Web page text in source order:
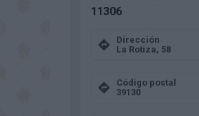
11306
Dirección
La Rotiza, 58
Código postal
39130